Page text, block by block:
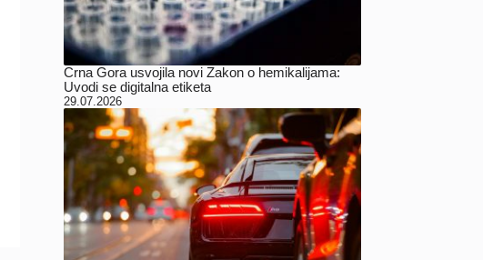
Crna Gora usvojila novi Zakon o hemikalijama:
Uvodi se digitalna etiketa
29.07.2026